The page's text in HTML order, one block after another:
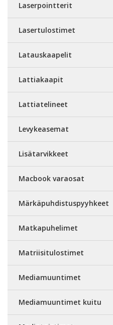
Laserpointterit
Lasertulostimet
Latauskaapelit
Lattiakaapit
Lattiatelineet
Levykeasemat
Lisätarvikkeet
Macbook varaosat
Märkäpuhdistuspyyhkeet
Matkapuhelimet
Matriisitulostimet
Mediamuuntimet
Mediamuuntimet kuitu